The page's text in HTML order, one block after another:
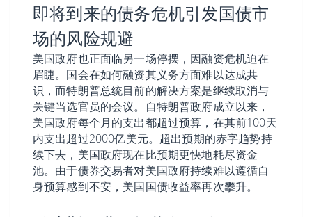
即将到来的债务危机引发国债市
场的风险规避
美国政府也正面临另一场停摆，因融资危机迫在
眉睫。国会在如何融资其义务方面难以达成共
识，而特朗普总统目前的解决方案是继续取消与
关键当选官员的会议。自特朗普政府成立以来，
美国政府每个月的支出都超过预算，在其前100天
内支出超过2000亿美元。超出预期的赤字趋势持
续下去，美国政府现在比预期更快地耗尽资金
池。由于债券交易者对美国政府持续难以遵循自
身预算感到不安，美国国债收益率再次攀升。